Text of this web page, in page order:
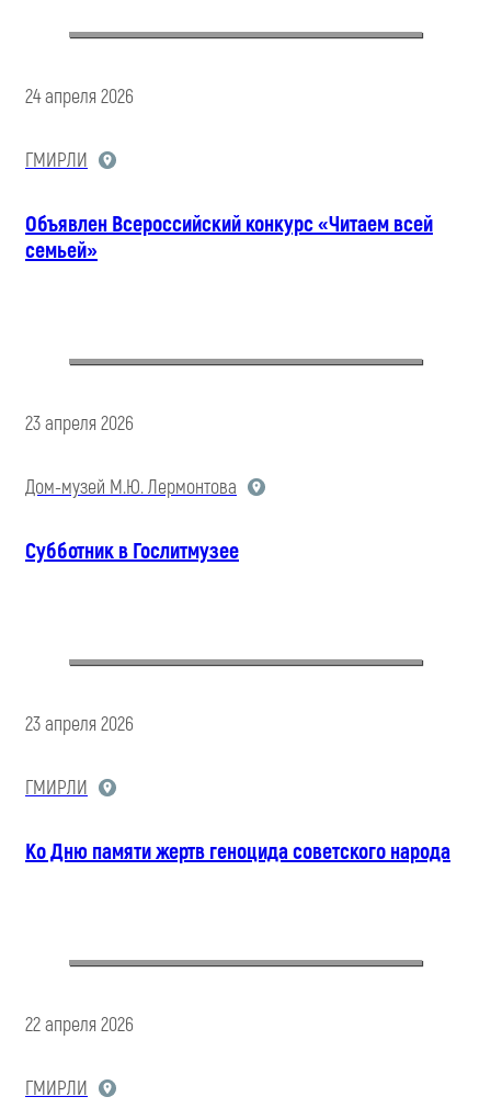
24 апреля 2026
ГМИРЛИ
Объявлен Всероссийский конкурс «Читаем всей
семьей»
23 апреля 2026
Дом-музей М.Ю. Лермонтова
Субботник в Гослитмузее
23 апреля 2026
ГМИРЛИ
Ко Дню памяти жертв геноцида советского народа
22 апреля 2026
ГМИРЛИ